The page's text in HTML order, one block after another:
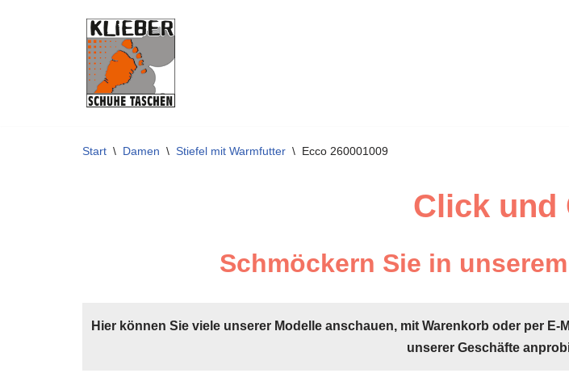
Start \ Damen \ Stiefel mit Warmfutter \ Ecco 260001009
Click und
Schmöckern Sie in
Hier können Sie viele unserer Modelle anschauen, mit Warenkorb oder per E-
unserer Geschäfte